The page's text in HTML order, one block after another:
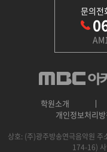
문의전
학원소개
개인정보처리
상호: (주)광주방송연극음악원 주
174-16)